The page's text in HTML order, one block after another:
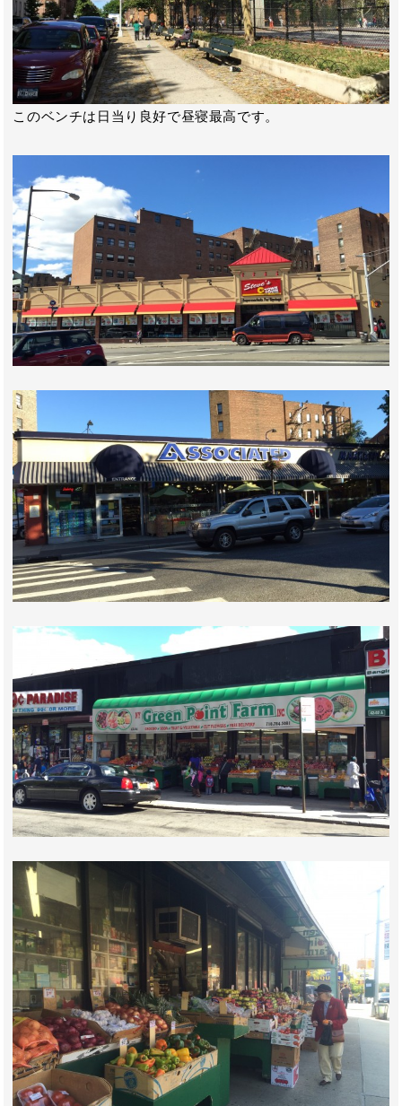
このベンチは日当り良好で昼寝最高です。